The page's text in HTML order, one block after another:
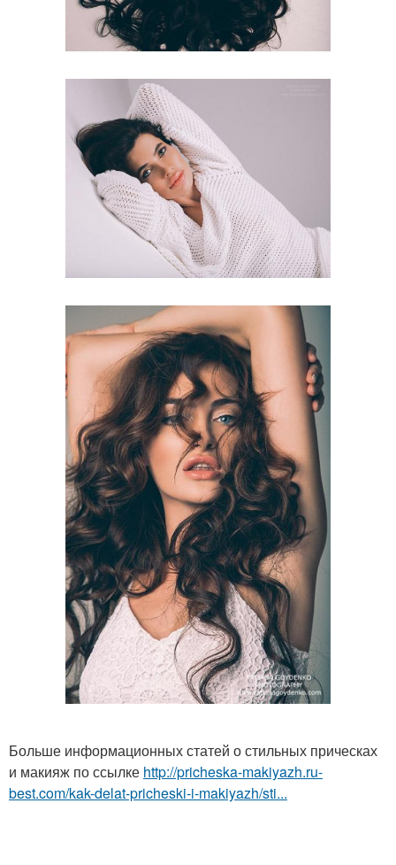
Больше информационных статей о стильных прическах
и макияж по ссылке http://pricheska-makiyazh.ru-
best.com/kak-delat-pricheski-i-makiyazh/sti...